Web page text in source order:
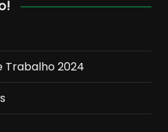
Trabalho 2024